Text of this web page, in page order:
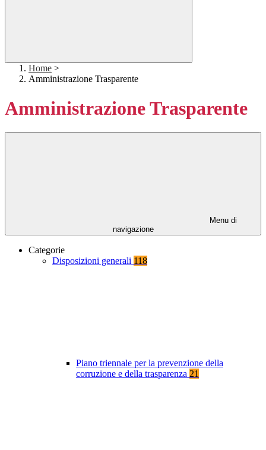
Home >
Amministrazione Trasparente
Amministrazione Trasparente
Menu di
navigazione
Categorie
Disposizioni generali 118
Piano triennale per la prevenzione della
corruzione e della trasparenza 21